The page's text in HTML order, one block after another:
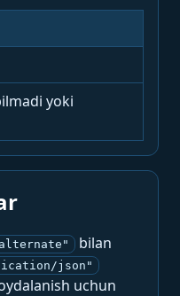
yoki
bilan
json"
uchun